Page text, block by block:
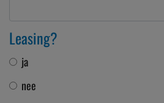
Leasing?
ja
nee